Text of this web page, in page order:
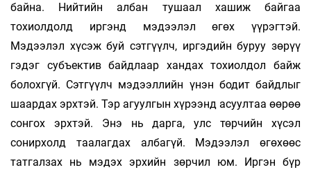
байна. Нийтийн албан тушаал хашиж байгаа
тохиолдолд иргэнд мэдээлэл өгөх үүрэгтэй.
Мэдээлэл хүсэж буй сэтгүүлч, иргэдийн буруу зөрүү
гэдэг субъек­тив байдлаар хандах тохиолдол байж
болохгүй. Сэтгүүлч мэдээллийн үнэн бодит байдлыг
шаардах эрхтэй. Тэр агуулгын хүрээнд асуултаа өөрөө
сонгох эрхтэй. Энэ нь дарга, улс төрчийн хүсэл
сонирхолд таалагдах албагүй. Мэдээлэл өгөхөөс
татгалзах нь мэдэх эрхийн зөр­чил юм. Иргэн бүр